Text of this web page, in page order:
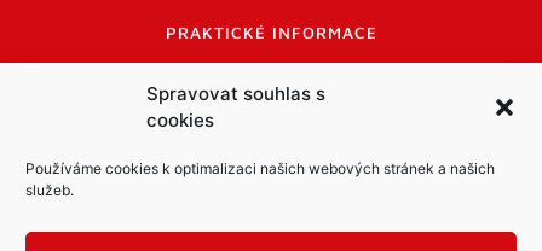
Spravovat souhlas s
cookies
Používáme cookies k optimalizaci našich webových stránek a našich
služeb.
PRAKTICKÉ INFORMACE
INFORMACE A KODEX DISKUTUJÍCÍCH
LOGO A LOGO MANUÁL